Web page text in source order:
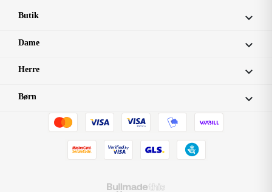
Butik 
Dame 
Herre 
Børn 